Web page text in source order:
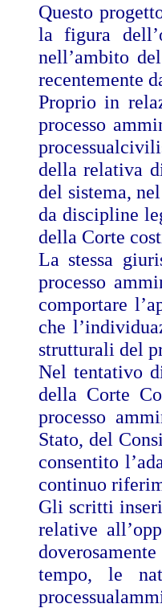
Questo
la figura
nell’ambito
recentemente
Proprio in
processo
della relativa
del sistema,
da discipline
della Corte
La stessa
processo
comportare
che
strutturali del
Nel tentativo
della Corte
processo
Stato, del
consentito
continuo
Gli scritti
relative
tempo, le